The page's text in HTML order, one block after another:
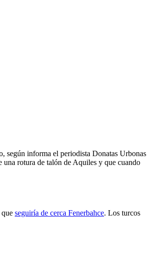
según informa el periodista Donatas Urbonas
una rotura de talón de Aquiles y que cuando
seguiría de cerca Fenerbahce. Los turcos